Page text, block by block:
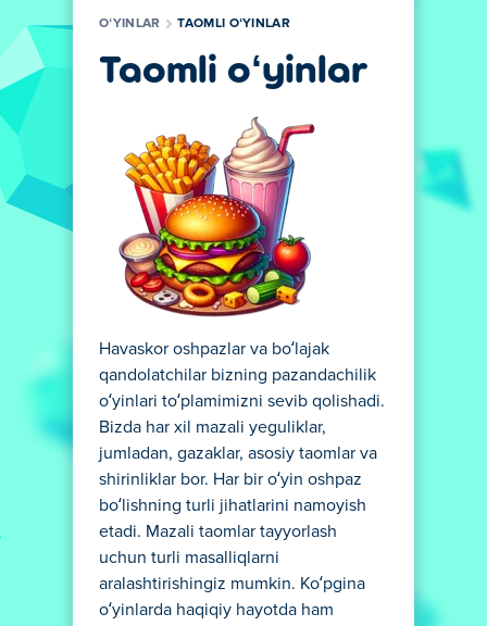
OʻYINLAR TAOMLI OʻYINLAR
Taomli oʻyinlar
Havaskor oshpazlar va bo‘lajak
qandolatchilar bizning pazandachilik
o‘yinlari to‘plamimizni sevib qolishadi.
Bizda har xil mazali yeguliklar,
jumladan, gazaklar, asosiy taomlar va
shirinliklar bor. Har bir o‘yin oshpaz
bo‘lishning turli jihatlarini namoyish
etadi. Mazali taomlar tayyorlash
uchun turli masalliqlarni
aralashtirishingiz mumkin. Ko‘pgina
o‘yinlarda haqiqiy hayotda ham